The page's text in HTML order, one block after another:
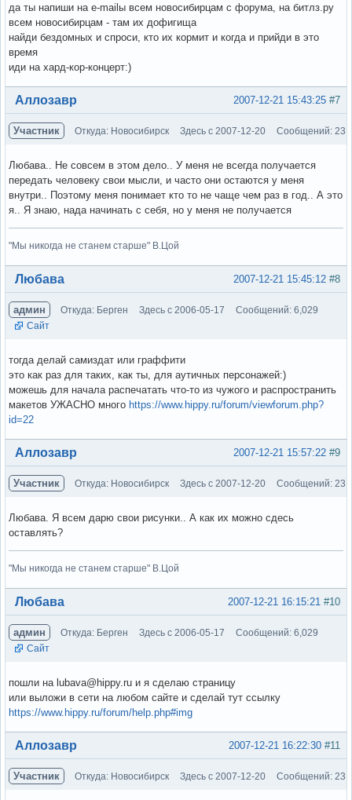
да ты напиши на e-mailы всем новосибирцам с форума, на битлз.ру
всем новосибирцам - там их дофигища
найди бездомных и спроси, кто их кормит и когда и прийди в это
время
иди на хард-кор-концерт:)
Вне форума #7
2007-12-21 15:43:25
Аллозавр
Участник Откуда: Новосибирск Здесь с 2007-12-20 Сообщений: 23
Любава.. Не совсем в этом дело.. У меня не всегда получается
передать человеку свои мысли, и часто они остаются у меня
внутри.. Поэтому меня понимает кто то не чаще чем раз в год.. А это
я.. Я знаю, нада начинать с себя, но у меня не получается
"Мы никогда не станем старше" В.Цой
Вне форума #8
2007-12-21 15:45:12
Любава
админ Откуда: Берген Здесь с 2006-05-17
Сообщений: 6,029
Сайт
тогда делай самиздат или граффити
это как раз для таких, как ты, для аутичных персонажей:)
можешь для начала распечатать что-то из чужого и распространить
макетов УЖАСНО много https://www.hippy.ru/forum/viewforum.php?
id=22
Вне форума #9
2007-12-21 15:57:22
Аллозавр
Участник Откуда: Новосибирск Здесь с 2007-12-20 Сообщений: 23
Любава. Я всем дарю свои рисунки.. А как их можно сдесь
оставлять?
"Мы никогда не станем старше" В.Цой
Вне форума #10
2007-12-21 16:15:21
Любава
админ Откуда: Берген Здесь с 2006-05-17
Сообщений: 6,029
Сайт
пошли на lubava@hippy.ru и я сделаю страницу
или выложи в сети на любом сайте и сделай тут ссылку
https://www.hippy.ru/forum/help.php#img
Вне форума #11
2007-12-21 16:22:30
Аллозавр
Участник Откуда: Новосибирск Здесь с 2007-12-20 Сообщений: 23